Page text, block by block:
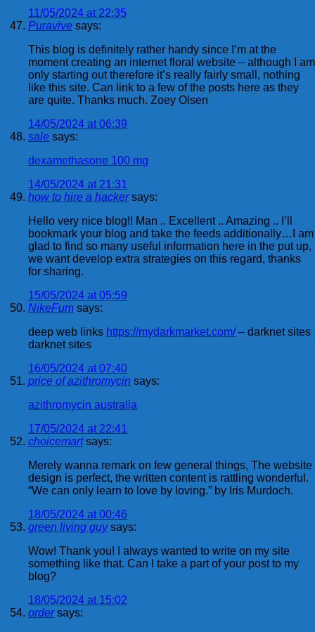
11/05/2024 at 22:35
Puravive says:
This blog is definitely rather handy since I’m at the
moment creating an internet floral website – although I am
only starting out therefore it’s really fairly small, nothing
like this site. Can link to a few of the posts here as they
are quite. Thanks much. Zoey Olsen
14/05/2024 at 06:39
sale says:
dexamethasone 100 mg
14/05/2024 at 21:31
how to hire a hacker says:
Hello very nice blog!! Man .. Excellent .. Amazing .. I’ll
bookmark your blog and take the feeds additionally…I am
glad to find so many useful information here in the put up,
we want develop extra strategies on this regard, thanks
for sharing.
15/05/2024 at 05:59
NikeFum says:
deep web links https://mydarkmarket.com/– darknet sites
darknet sites
16/05/2024 at 07:40
price of azithromycin says:
azithromycin australia
17/05/2024 at 22:41
choicemart says:
Merely wanna remark on few general things, The website
design is perfect, the written content is rattling wonderful.
“We can only learn to love by loving.” by Iris Murdoch.
18/05/2024 at 00:46
green living guy says:
Wow! Thank you! I always wanted to write on my site
something like that. Can I take a part of your post to my
blog?
18/05/2024 at 15:02
order says: